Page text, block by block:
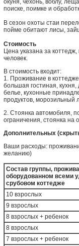
окуня, чехонь, воблу,
поиске, поимке и
В сезон охоты стаи
пойме обитают лисы,
Стоимость
Цена указана за
человек.
В стоимость входит:
1. Проживание в
большая гостиная,
белье, кухонные
продуктов, морозильный
2. Стоянка автомобиля,
ограничения, стоянка на
Дополнительных
Ваши расходы:
желанию)
Состав группы,
оборудованном всеми
срубовом коттедже
10 взрослых
9 взрослых
8 взрослых + ребенок
8 взрослых
7 взрослых + ребенок